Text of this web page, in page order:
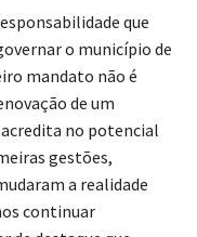
que
o município de
mandato não é
de um
no potencial
gestões,
a realidade
continuar